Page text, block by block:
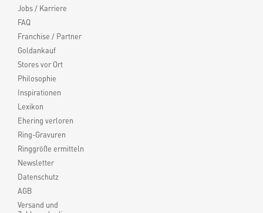
Jobs / Karriere
FAQ
Franchise / Partner
Goldankauf
Stores vor Ort
Philosophie
Inspirationen
Lexikon
Ehering verloren
Ring-Gravuren
Ringgröße ermitteln
Newsletter
Datenschutz
AGB
Versand und